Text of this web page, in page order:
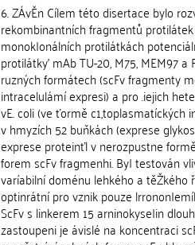
6. ZÁvĚn Cílem této disertace bylo
rekombinantních fragmentů
monok|onálních protilátkách
protilátky' mAb TU-20, M75, MEM97
ruzných formátech (scFv fragmenty
intracelulámí expresi) a pro .iejich
vE. coli (ve ťormě
v hmyzích 52 buňkách (exprese
exprese proteinťl v nerozpustne
forem scFv fragmenhi. By| testován
varíabilní doménu lehkého a těŽkého
optinrátní pro vznik pouze
ScFv s linkerem 15 arninokyse|in
zastoupeni je ávislé na koncentraci